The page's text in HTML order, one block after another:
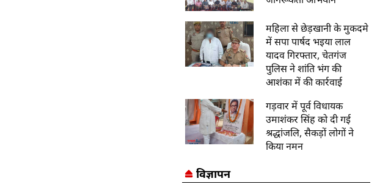
महिला से छेड़खानी के मुकदमे
में सपा पार्षद भइया लाल
यादव गिरफ्तार, चेतगंज
पुलिस ने शांति भंग की
आशंका में की कार्रवाई
गड़वार में पूर्व विधायक
उमाशंकर सिंह को दी गई
श्रद्धांजलि, सैकड़ों लोगों ने
किया नमन
विज्ञापन